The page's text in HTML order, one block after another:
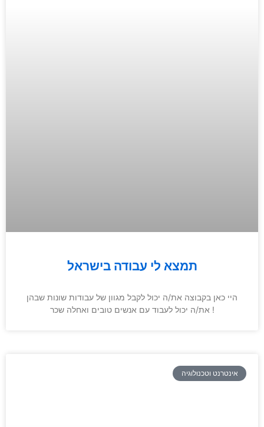
תמצא לי עבודה בישראל
היי כאן בקבוצה את/ה יכול לקבל מגוון של עבודות שונות שבהן
את/ה יכול לעבוד עם אנשים טובים ואחלה שכר !
אינטרנט וטכנולוגיה